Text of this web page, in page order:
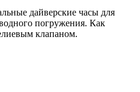
дайверские часы для
погружения. Как
клапаном.